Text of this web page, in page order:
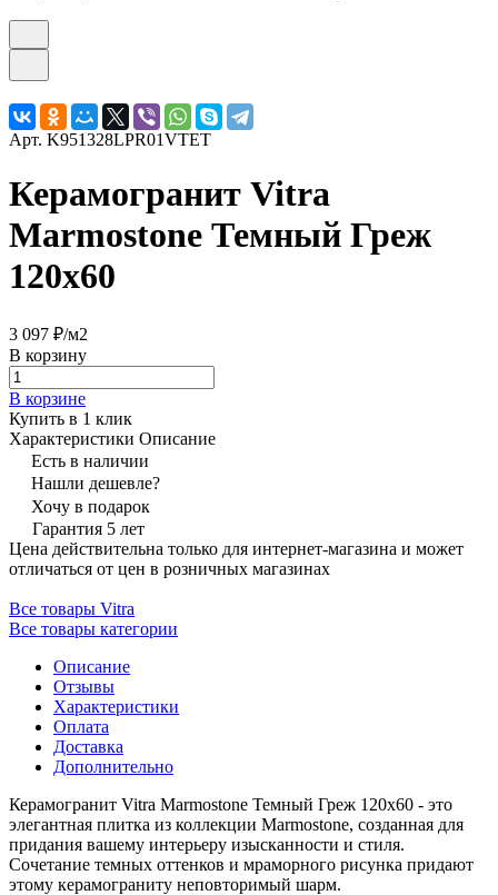
Арт. K951328LPR01VTET
Керамогранит Vitra
Marmostone Темный Греж
120x60
3 097 ₽/м2
В корзину
В корзине
Купить в 1 клик
Характеристики Описание
Есть в наличии
Нашли дешевле?
Хочу в подарок
Гарантия 5 лет
Цена действительна только для интернет-магазина и может
отличаться от цен в розничных магазинах
Все товары Vitra
Все товары категории
Описание
Отзывы
Характеристики
Оплата
Доставка
Дополнительно
Керамогранит Vitra Marmostone Темный Греж 120x60 - это
элегантная плитка из коллекции Marmostone, созданная для
придания вашему интерьеру изысканности и стиля.
Сочетание темных оттенков и мраморного рисунка придают
этому керамограниту неповторимый шарм.